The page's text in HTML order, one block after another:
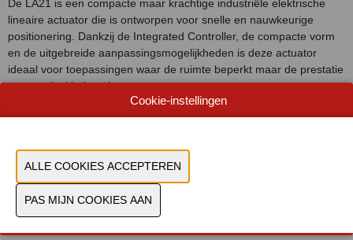
De LA21 is een compacte maar krachtige industriële elektrische
lineaire actuator die is ontworpen voor snelle en nauwkeurige
positionering. Dankzij de Integrated Controller, de compacte vorm
en de uitgebreide aanpassingsmogelijkheden is deze actuator
ideaal voor toepassingen waar de ruimte beperkt maar de prestatie
van cruciaal belang is.
VORIGE
Cookie-instellingen